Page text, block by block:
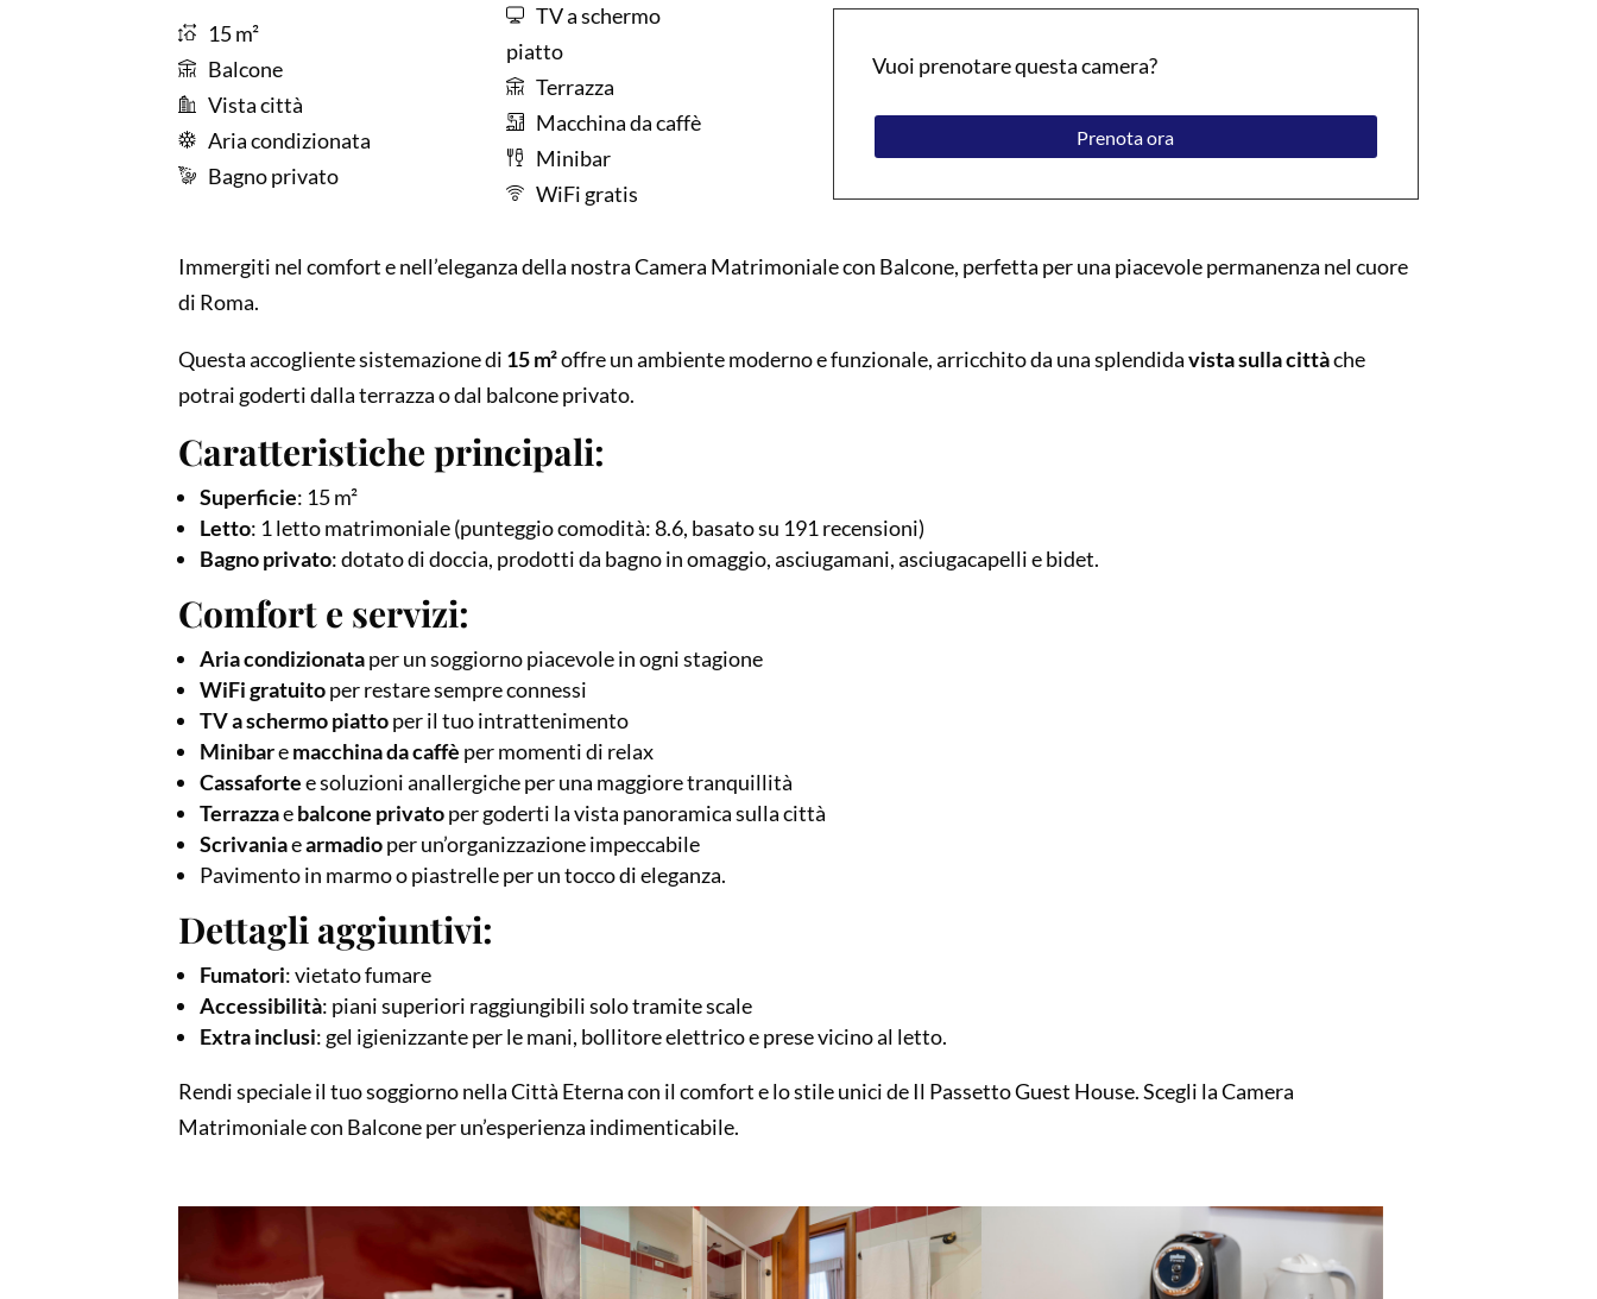
15 m²
Balcone
Vista città
Aria condizionata
Bagno privato
TV a schermo
piatto
Terrazza
Macchina da caffè
Minibar
WiFi gratis
Vuoi prenotare questa camera?
Prenota ora
Immergiti nel comfort e nell’eleganza della nostra Camera Matrimoniale con Balcone, perfetta per una piacevole permanenza nel cuore
di Roma.
Questa accogliente sistemazione di 15 m²offre un ambiente moderno e funzionale, arricchito da una splendidavista sulla cittàche
potrai goderti dalla terrazza o dal balcone privato.
Caratteristiche principali:
Superficie: 15 m²
Letto: 1 letto matrimoniale (punteggio comodità: 8.6, basato su 191 recensioni)
Bagno privato: dotato di doccia, prodotti da bagno in omaggio, asciugamani, asciugacapelli e bidet.
Comfort e servizi:
Aria condizionataper un soggiorno piacevole in ogni stagione
WiFi gratuitoper restare sempre connessi
TV a schermo piattoper il tuo intrattenimento
Minibaremacchina da caffè per momenti di relax
Cassafortee soluzioni anallergiche per una maggiore tranquillità
Terrazzaebalcone privatoper goderti la vista panoramica sulla città
Scrivaniaearmadioper un’organizzazione impeccabile
Pavimento in marmo o piastrelle per un tocco di eleganza.
Dettagli aggiuntivi:
Fumatori: vietato fumare
Accessibilità: piani superiori raggiungibili solo tramite scale
Extra inclusi: gel igienizzante per le mani, bollitore elettrico e prese vicino al letto.
Rendi speciale il tuo soggiorno nella Città Eterna con il comfort e lo stile unici de Il Passetto Guest House. Scegli la Camera
Matrimoniale con Balcone per un’esperienza indimenticabile.